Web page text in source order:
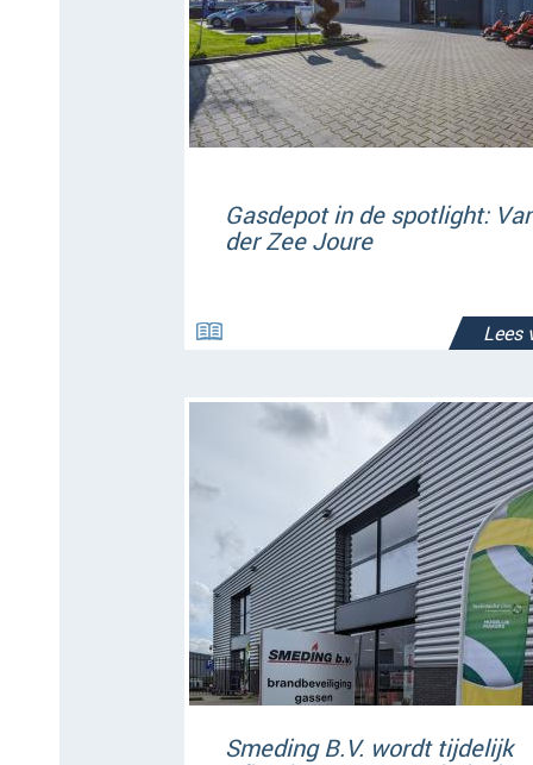
Gasdepot in de spotlight:
der Zee Joure
Lees
Smeding B.V. wordt tijdelijk